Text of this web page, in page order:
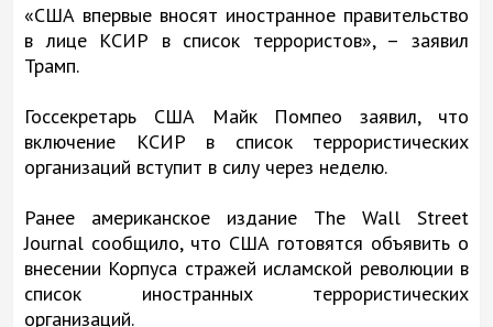
«США впервые вносят иностранное правительство
в лице КСИР в список террористов», – заявил
Трамп.
Госсекретарь США Майк Помпео заявил, что
включение КСИР в список террористических
организаций вступит в силу через неделю.
Ранее американское издание The Wall Street
Journal сообщило, что США готовятся объявить о
внесении Корпуса стражей исламской революции в
список иностранных террористических
организаций.